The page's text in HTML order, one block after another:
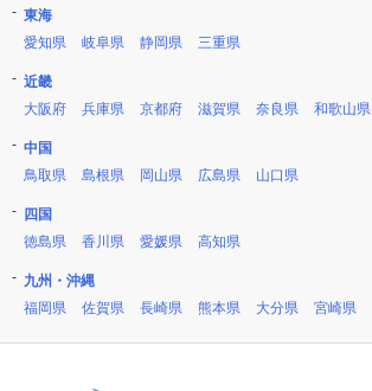
東海
愛知県
岐阜県 静岡県 三重県
近畿
大阪府
兵庫県 京都府 滋賀県 奈良県 和歌山県
中国
鳥取県
島根県 岡山県 広島県 山口県
四国
徳島県
香川県 愛媛県 高知県
九州・沖縄
福岡県
佐賀県 長崎県 熊本県 大分県 宮崎県